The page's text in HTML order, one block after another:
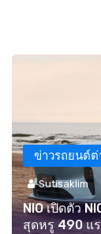
ข่าวรถยนต์ต่
Sutisaklim
NIO เปิดตัว
สุดหรู 490 แ